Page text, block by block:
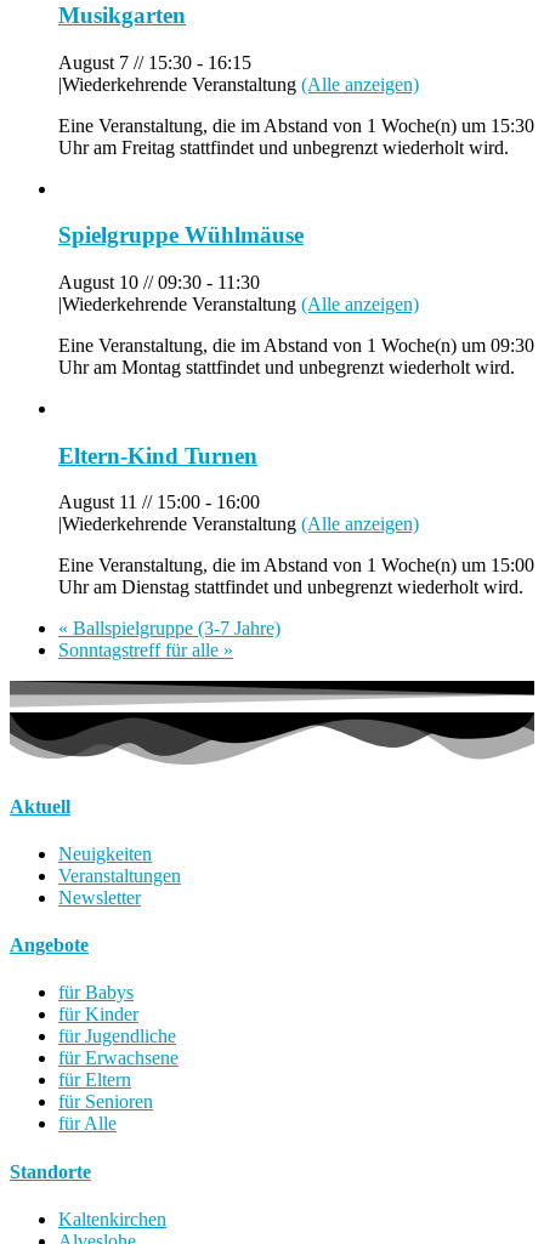
Musikgarten
August 7 // 15:30 - 16:15
|Wiederkehrende Veranstaltung (Alle anzeigen)
Eine Veranstaltung, die im Abstand von 1 Woche(n) um 15:30
Uhr am Freitag stattfindet und unbegrenzt wiederholt wird.
Spielgruppe Wühlmäuse
August 10 // 09:30 - 11:30
|Wiederkehrende Veranstaltung (Alle anzeigen)
Eine Veranstaltung, die im Abstand von 1 Woche(n) um 09:30
Uhr am Montag stattfindet und unbegrenzt wiederholt wird.
Eltern-Kind Turnen
August 11 // 15:00 - 16:00
|Wiederkehrende Veranstaltung (Alle anzeigen)
Eine Veranstaltung, die im Abstand von 1 Woche(n) um 15:00
Uhr am Dienstag stattfindet und unbegrenzt wiederholt wird.
« Ballspielgruppe (3-7 Jahre)
Sonntagstreff für alle »
Aktuell
Neuigkeiten
Veranstaltungen
Newsletter
Angebote
für Babys
für Kinder
für Jugendliche
für Erwachsene
für Eltern
für Senioren
für Alle
Standorte
Kaltenkirchen